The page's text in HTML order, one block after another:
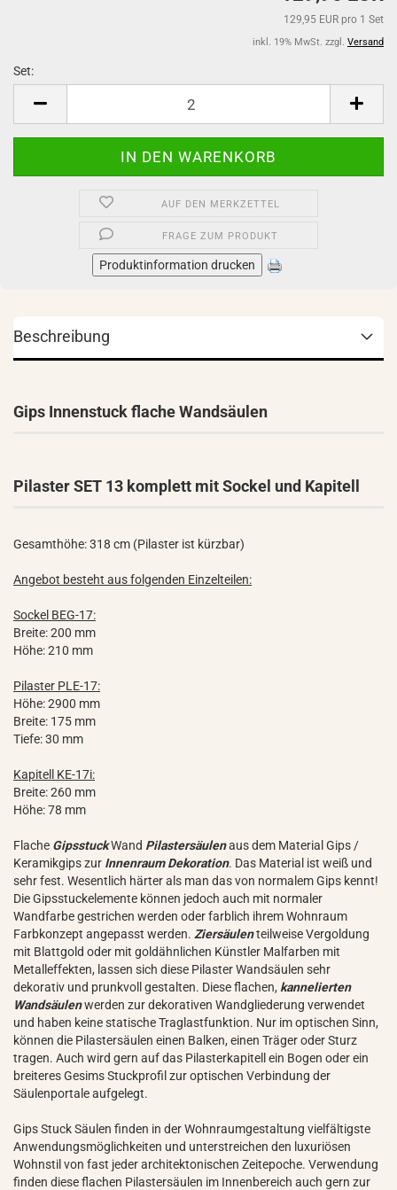
129,95 EUR pro 1 Set
inkl. 19% MwSt. zzgl. Versand
Set:
AUF DEN MERKZETTEL
FRAGE ZUM PRODUKT
Produktinformation drucken
Beschreibung
Gips Innenstuck flache Wandsäulen
Pilaster SET 13 komplett mit Sockel und Kapitell
Gesamthöhe: 318 cm (Pilaster ist kürzbar)
Angebot besteht aus folgenden Einzelteilen:
Sockel BEG-17:
Breite: 200 mm
Höhe: 210 mm
Pilaster PLE-17:
Höhe: 2900 mm
Breite: 175 mm
Tiefe: 30 mm
Kapitell KE-17i:
Breite: 260 mm
Höhe: 78 mm
Flache GipsstuckWand Pilastersäulenaus dem Material Gips /
Keramikgips zur Innenraum Dekoration. Das Material ist weiß und
sehr fest. Wesentlich härter als man das von normalem Gips kennt!
Die Gipsstuckelemente können jedoch auch mit normaler
Wandfarbe gestrichen werden oder farblich ihrem Wohnraum
Farbkonzept angepasst werden. Ziersäulenteilweise Vergoldung
mit Blattgold oder mit goldähnlichen Künstler Malfarben mit
Metalleffekten, lassen sich diese Pilaster Wandsäulen sehr
dekorativ und prunkvoll gestalten. Diese flachen, kannelierten
Wandsäulenwerden zur dekorativen Wandgliederung verwendet
und haben keine statische Traglastfunktion. Nur im optischen Sinn,
können die Pilastersäulen einen Balken, einen Träger oder Sturz
tragen. Auch wird gern auf das Pilasterkapitell ein Bogen oder ein
breiteres Gesims Stuckprofil zur optischen Verbindung der
Säulenportale aufgelegt.
Gips Stuck Säulen finden in der Wohnraumgestaltung vielfältigste
Anwendungsmöglichkeiten und unterstreichen den luxuriösen
Wohnstil von fast jeder architektonischen Zeitepoche. Verwendung
finden diese flachen Pilastersäulen im Innenbereich auch gern zur